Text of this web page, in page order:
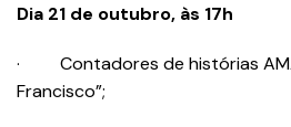
Dia 21 de outubro, às 17h
· Contadores de histórias
Francisco”;